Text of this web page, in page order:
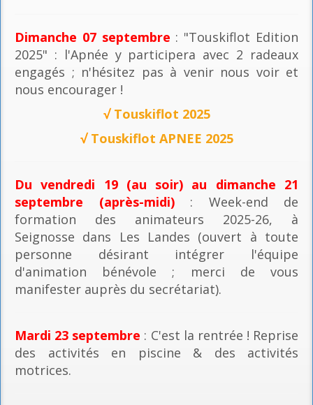
Dimanche 07 septembre : "Touskiflot Edition
2025" : l'Apnée y participera avec 2 radeaux
engagés ; n'hésitez pas à venir nous voir et
nous encourager !
√ Touskiflot 2025
√ Touskiflot APNEE 2025
Du vendredi 19 (au soir) au dimanche 21
septembre (après-midi): Week-end de
formation des animateurs 2025-26, à
Seignosse dans Les Landes (ouvert à toute
personne désirant intégrer l'équipe
d'animation bénévole ; merci de vous
manifester auprès du secrétariat).
Mardi 23 septembre : C'est la rentrée ! Reprise
des activités en piscine & des activités
motrices.